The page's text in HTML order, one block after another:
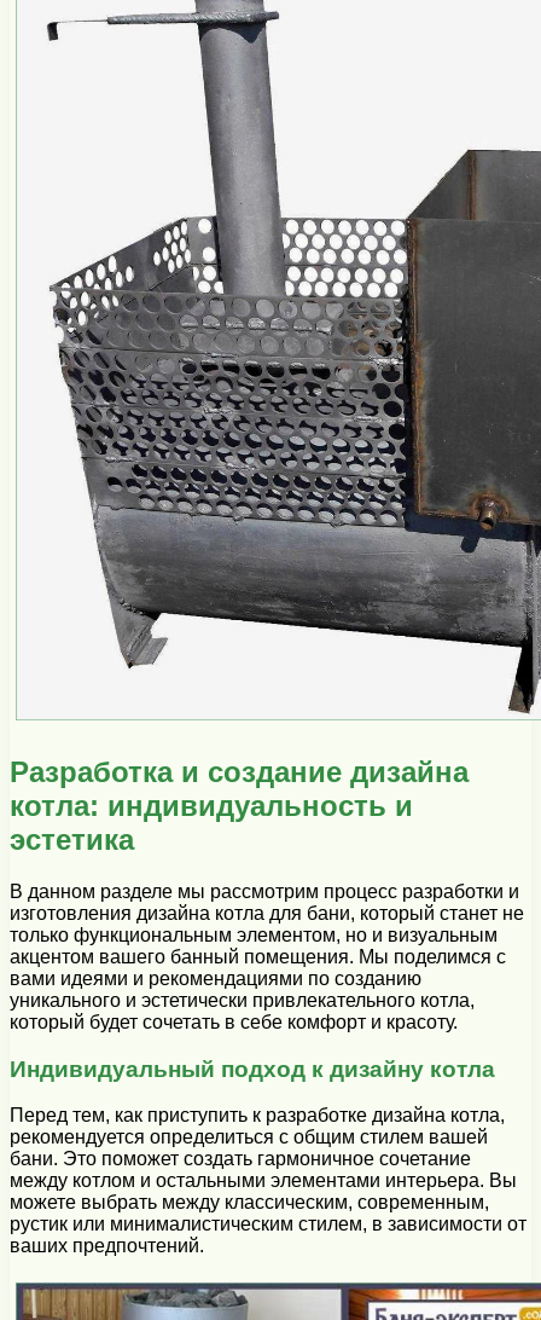
Разработка и создание дизайна
котла: индивидуальность и
эстетика
В данном разделе мы рассмотрим процесс разработки и
изготовления дизайна котла для бани, который станет не
только функциональным элементом, но и визуальным
акцентом вашего банный помещения. Мы поделимся с
вами идеями и рекомендациями по созданию
уникального и эстетически привлекательного котла,
который будет сочетать в себе комфорт и красоту.
Индивидуальный подход к дизайну котла
Перед тем, как приступить к разработке дизайна котла,
рекомендуется определиться с общим стилем вашей
бани. Это поможет создать гармоничное сочетание
между котлом и остальными элементами интерьера. Вы
можете выбрать между классическим, современным,
рустик или минималистическим стилем, в зависимости от
ваших предпочтений.